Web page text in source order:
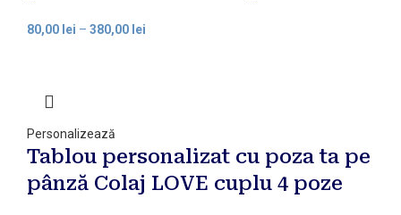
80,00 lei – 380,00 lei
Personalizează
Tablou personalizat cu poza ta pe
pânză Colaj LOVE cuplu 4 poze